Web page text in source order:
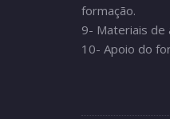
formação.
9- Materiais de
10- Apoio do